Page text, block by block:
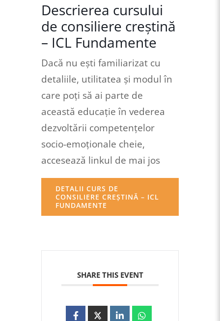
Descrierea cursului
de consiliere creştină
– ICL Fundamente
Dacă nu eşti familiarizat cu
detaliile, utilitatea şi modul în
care poţi să ai parte de
această educaţie în vederea
dezvoltării competenţelor
socio-emoționale cheie,
accesează linkul de mai jos
DETALII CURS DE
CONSILIERE CREŞTINĂ – ICL
FUNDAMENTE
SHARE THIS EVENT